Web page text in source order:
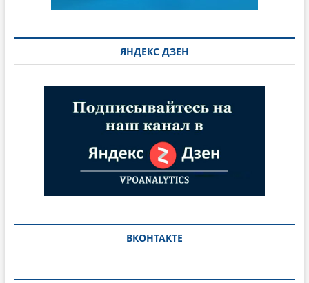
ЯНДЕКС ДЗЕН
ВКОНТАКТЕ